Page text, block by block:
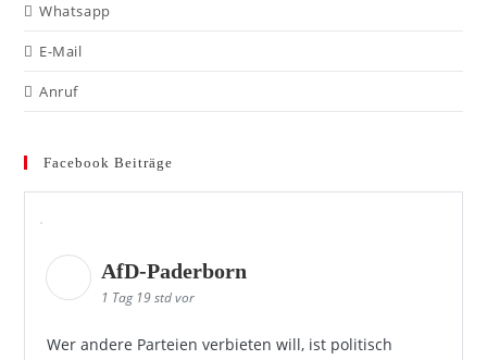
Whatsapp
E-Mail
Anruf
Facebook Beiträge
AfD-Paderborn
1 Tag 19 std vor
Wer andere Parteien verbieten will, ist politisch